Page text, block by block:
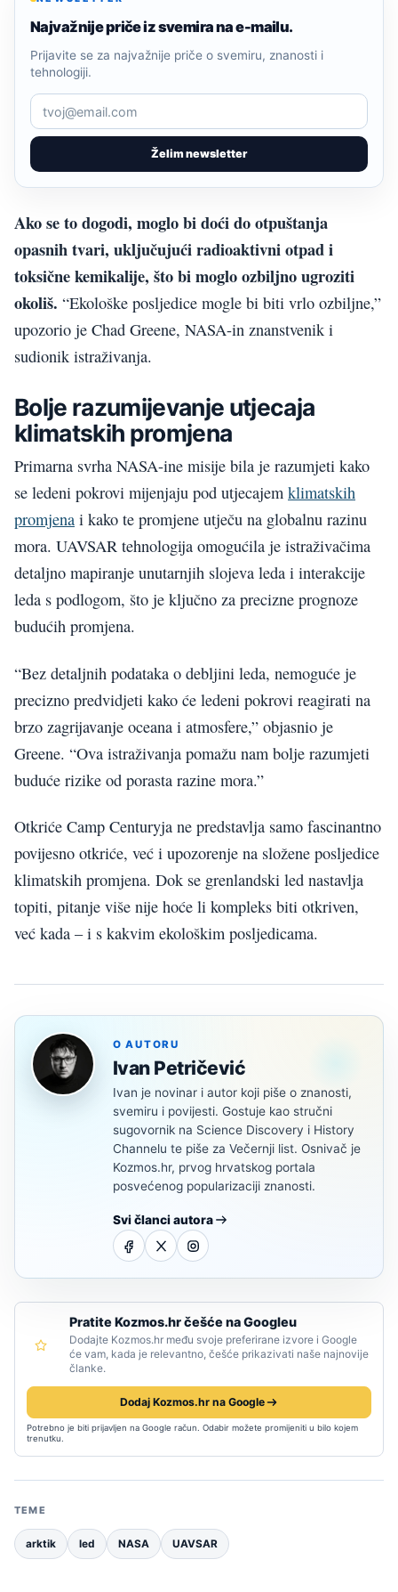
Najvažnije priče iz svemira na e-mailu.
Želim newsletter
Prijavite se za najvažnije priče o svemiru, znanosti i
tehnologiji.
Ako se to dogodi, moglo bi doći do otpuštanja
opasnih tvari, uključujući radioaktivni otpad i
toksične kemikalije, što bi moglo ozbiljno ugroziti
okoliš. “Ekološke posljedice mogle bi biti vrlo ozbiljne,”
upozorio je Chad Greene, NASA-in znanstvenik i
sudionik istraživanja.
Bolje razumijevanje utjecaja
klimatskih promjena
Primarna svrha NASA-ine misije bila je razumjeti kako
se ledeni pokrovi mijenjaju pod utjecajem klimatskih
promjena i kako te promjene utječu na globalnu razinu
mora. UAVSAR tehnologija omogućila je istraživačima
detaljno mapiranje unutarnjih slojeva leda i interakcije
leda s podlogom, što je ključno za precizne prognoze
budućih promjena.
“Bez detaljnih podataka o debljini leda, nemoguće je
precizno predvidjeti kako će ledeni pokrovi reagirati na
brzo zagrijavanje oceana i atmosfere,” objasnio je
Greene. “Ova istraživanja pomažu nam bolje razumjeti
buduće rizike od porasta razine mora.”
Otkriće Camp Centuryja ne predstavlja samo fascinantno
povijesno otkriće, već i upozorenje na složene posljedice
klimatskih promjena. Dok se grenlandski led nastavlja
topiti, pitanje više nije hoće li kompleks biti otkriven,
već kada – i s kakvim ekološkim posljedicama.
O AUTORU
Ivan Petričević
Ivan je novinar i autor koji piše o znanosti,
svemiru i povijesti. Gostuje kao stručni
sugovornik na Science Discovery i History
Channelu te piše za Večernji list. Osnivač je
Kozmos.hr, prvog hrvatskog portala
posvećenog popularizaciji znanosti.
Svi članci autora
Pratite Kozmos.hr češće na Googleu
Dodajte Kozmos.hr među svoje preferirane izvore i Google
će vam, kada je relevantno, češće prikazivati naše najnovije
članke.
Dodaj Kozmos.hr na Google
Potrebno je biti prijavljen na Google račun. Odabir možete promijeniti u bilo kojem
trenutku.
TEME
arktik led NASA UAVSAR